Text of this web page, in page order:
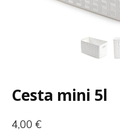
Cesta mini 5l
4,00 €